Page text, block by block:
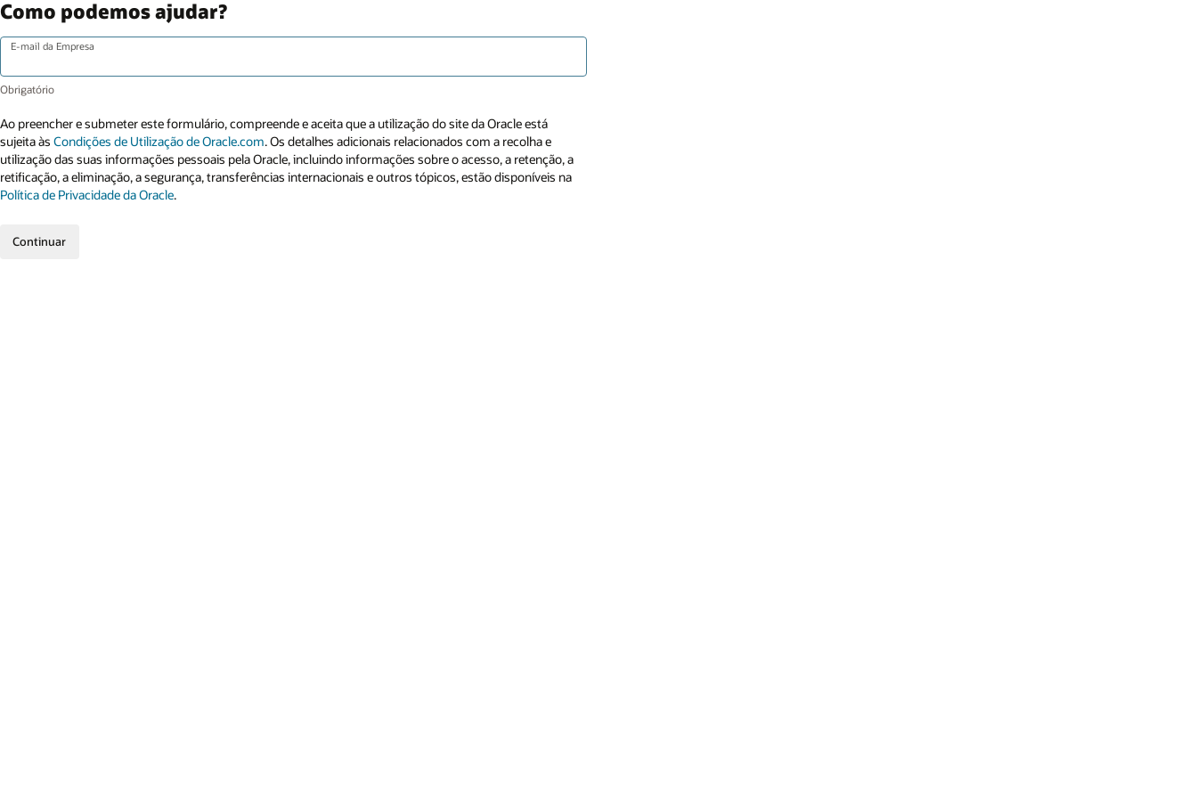
Como podemos ajudar?
E-mail da Empresa
Ao preencher e submeter este formulário, compreende e aceita que a utilização do site da Oracle está
sujeita às Condições de Utilização de Oracle.com. Os detalhes adicionais relacionados com a recolha e
utilização das suas informações pessoais pela Oracle, incluindo informações sobre o acesso, a retenção, a
retificação, a eliminação, a segurança, transferências internacionais e outros tópicos, estão disponíveis na
Política de Privacidade da Oracle.
Continuar